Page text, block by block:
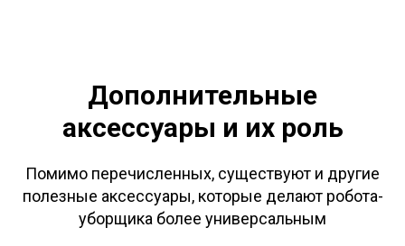
Дополнительные
аксессуары и их роль
Помимо перечисленных, существуют и другие
полезные аксессуары, которые делают робота-
уборщика более универсальным